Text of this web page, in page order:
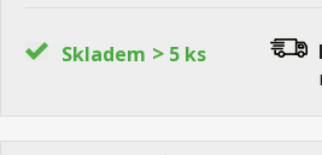
Skladem > 5 ks